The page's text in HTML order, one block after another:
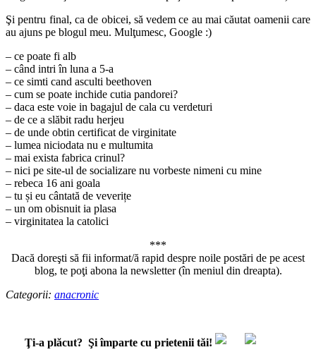
Şi pentru final, ca de obicei, să vedem ce au mai căutat oamenii care
au ajuns pe blogul meu. Mulţumesc, Google :)
– ce poate fi alb
– când intri în luna a 5-a
– ce simti cand asculti beethoven
– cum se poate inchide cutia pandorei?
– daca este voie in bagajul de cala cu verdeturi
– de ce a slăbit radu herjeu
– de unde obtin certificat de virginitate
– lumea niciodata nu e multumita
– mai exista fabrica crinul?
– nici pe site-ul de socializare nu vorbeste nimeni cu mine
– rebeca 16 ani goala
– tu și eu cântată de veverițe
– un om obisnuit ia plasa
– virginitatea la catolici
***
Dacă doreşti să fii informat/ă rapid despre noile postări de pe acest
blog, te poţi abona la newsletter (în meniul din dreapta).
Categorii: anacronic
Ţi-a plăcut? Şi împarte cu prietenii tăi!